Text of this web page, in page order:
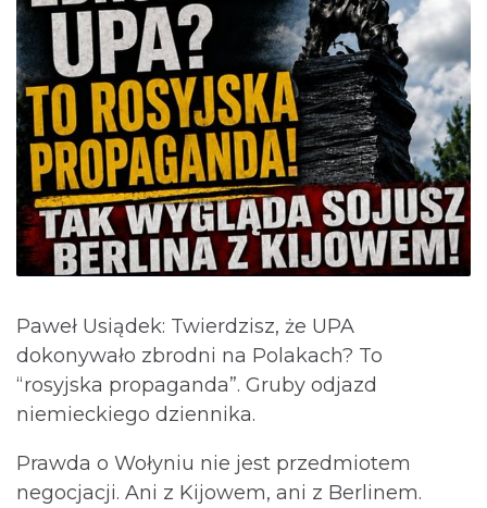
Paweł Usiądek: Twierdzisz, że UPA
dokonywało zbrodni na Polakach? To
“rosyjska propaganda”. Gruby odjazd
niemieckiego dziennika.
Prawda o Wołyniu nie jest przedmiotem
negocjacji. Ani z Kijowem, ani z Berlinem.⁩